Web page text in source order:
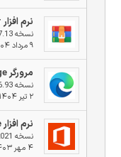
نرم افزار Winrar
نسخه v7.13
۹ مرداد ۱۴۰۴
مرورگر Microsoft Edge
نسخه v137.0.3296.93
۲ تیر ۱۴۰۴
نرم افزار Microsoft Office
نسخه 2021 VL v2409 Build 18025.20096
۴ مهر ۱۴۰۳